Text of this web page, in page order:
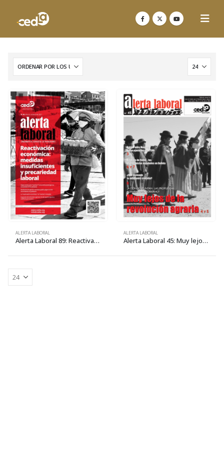
ALERTA LABORAL
Alerta Laboral 89: Reactivación económica: medidas insuficientes y precariedad laboral
ALERTA LABORAL
Alerta Laboral 45: Muy lejos de la revolución agraria